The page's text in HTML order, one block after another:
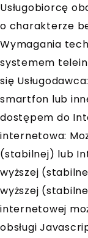
Usługobiorcę
o charakterze
Wymagania
systemem
się
smartfon lub
dostępem do
internetowa:
(stabilnej) lub
wyższej
wyższej
internetowej
obsługi